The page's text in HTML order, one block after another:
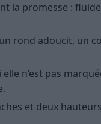
la promesse :
rond adoucit, un
n’est pas
et deux